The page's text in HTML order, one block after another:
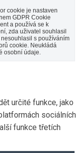
cookie je nastaven
GDPR Cookie
a používá se k
zda uživatel souhlasil
s používáním
cookie. Neukládá
osobní údaje.
určité funkce, jako
sociálních
funkce třetích